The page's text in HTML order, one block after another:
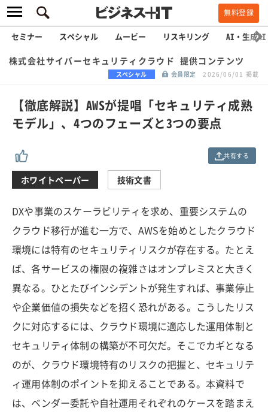
無料登録
セミナー スペシャル ムービー リスキリング AI・生成AI
株式会社サイバーセキュリティクラウド 提供コンテンツ
スペシャル 会員限定 2026/06/01 掲載
【徹底解説】AWSが提唱「セキュリティ成熟
モデル」、4つのフェーズと3つの要点
共有する
ホワイトペーパー 技術文書
DXや事業のスケーラビリティを求め、重要システムの
クラウド移行が進む一方で、AWSを始めとしたクラウド
環境には特有のセキュリティリスクが存在する。たとえ
ば、各サービスの権限の複雑さはオンプレミスと大きく
異なる。ひとたびインシデントが発生すれば、事業停止
や企業価値の損失などを招く恐れがある。こうしたリス
クに対応するには、クラウド環境に適応した運用体制と
セキュリティ体制の構築が不可欠だ。そこでカギとなる
のが、クラウド環境特有のリスクの把握と、セキュリテ
ィ運用体制のポイントを抑えることである。本資料で
は、ベンダー委託や自社運用それぞれのケースを踏まえ